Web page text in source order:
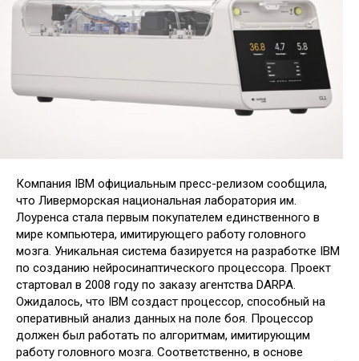
Компания IBM официальным пресс-релизом сообщила,
что Ливерморская национальная лаборатория им.
Лоуренса стала первым покупателем единственного в
мире компьютера, имитирующего работу головного
мозга. Уникальная система базируется на разработке IBM
по созданию нейросинаптического процессора. Проект
стартовал в 2008 году по заказу агентства DARPA.
Ожидалось, что IBM создаст процессор, способный на
оперативный анализ данных на поле боя. Процессор
должен был работать по алгоритмам, имитирующим
работу головного мозга. Соответственно, в основе